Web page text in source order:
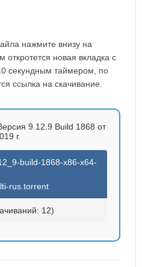
нажмите внизу на
откротется новая вкладка с
секундным таймером, по
ссылка на скачивание.
9.12.9 Build 1868 от
г.
build-1868-x86-x64-
rus.torrent
12)